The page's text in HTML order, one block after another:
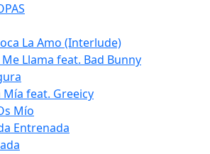
La Amo (Interlude)
Llama feat. Bad Bunny
Mía feat. Greeicy
Mío
Entrenada